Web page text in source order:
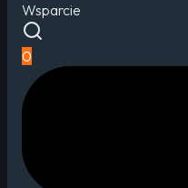
Wsparcie
0